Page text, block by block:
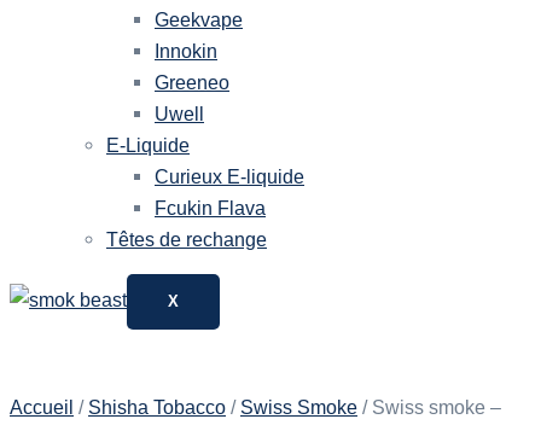
Geekvape
Innokin
Greeneo
Uwell
E-Liquide
Curieux E-liquide
Fcukin Flava
Têtes de rechange
X
Accueil / Shisha Tobacco / Swiss Smoke / Swiss smoke –